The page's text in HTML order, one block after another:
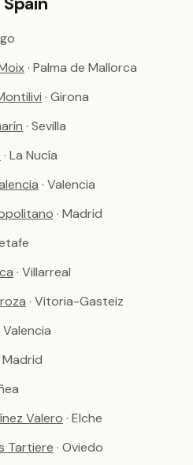
· Palma de Mallorca
· Girona
· Sevilla
· La Nucía
· Valencia
· Madrid
· Villarreal
· Vitoria-Gasteiz
Valencia
Madrid
Valero · Elche
Tartiere · Oviedo